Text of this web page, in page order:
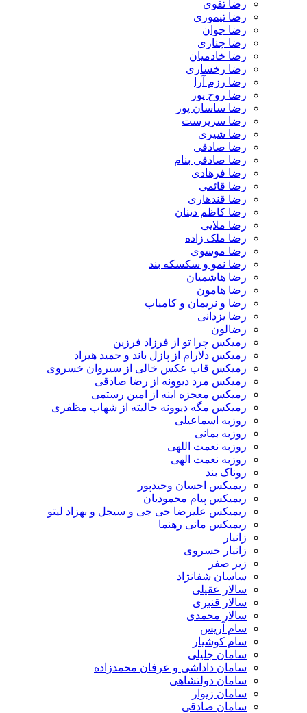
رضا تقوی
رضا تیموری
رضا جوان
رضا چناری
رضا خادمیان
رضا رخساری
رضا رزم آرا
رضا روح پور
رضا ساسان پور
رضا سرپرست
رضا شیری
رضا صادقی
رضا صادقی بنام
رضا فرهادی
رضا قائمی
رضا قندهاری
رضا کاظم دینان
رضا ملایی
رضا ملک زاده
رضا موسوی
رضا نمو و سکسکه بند
رضا هاشمیان
رضا هامون
رضا و نریمان و کامیاب
رضا یزدانی
رضالون
رمیکس چرا تو از فرزاد فرزین
رمیکس دلارام از پازل باند و حمید هیراد
رمیکس قاب عکس خالی از سیروان خسروی
رمیکس مرد دیوونه از رضا صادقی
رمیکس معجزه اینه از امین رستمی
رمیکس مگه دیوونه حالیته از شهاب مظفری
روزبه اسماعیلی
روزبه بمانی
روزبه نعمت اللهی
روزبه نعمت الهی
روناک بند
ریمیکس احسان وحیدپور
ریمیکس پیام محمودیان
ریمیکس علیرضا جی جی و سیجل و بهزاد لیتو
ریمیکس مانی رهنما
زانیار
زانیار خسروی
زیر صفر
ساسان شفانژاد
سالار عقیلی
سالار قنبری
سالار محمدی
سام آریس
سام کوشیار
سامان جلیلی
سامان داداشی و عرفان محمدزاده
سامان دولتشاهی
سامان زیوار
سامان صادقی